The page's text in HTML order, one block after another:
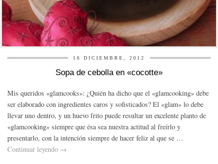
16 DICIEMBRE, 2012
Sopa de cebolla en «cocotte»
Mis queridos «glamcooks»: ¿Quién ha dicho que el «glamcooking» debe
ser elaborado con ingredientes caros y sofisticados? El «glam» lo debe
llevar uno dentro, y un huevo frito puede resultar un excelente planto de
«glamcooking» siempre que ésa sea nuestra actitud al freírlo y
presentarlo, con la intención siempre de hacer feliz al que se …
Continuar leyendo →